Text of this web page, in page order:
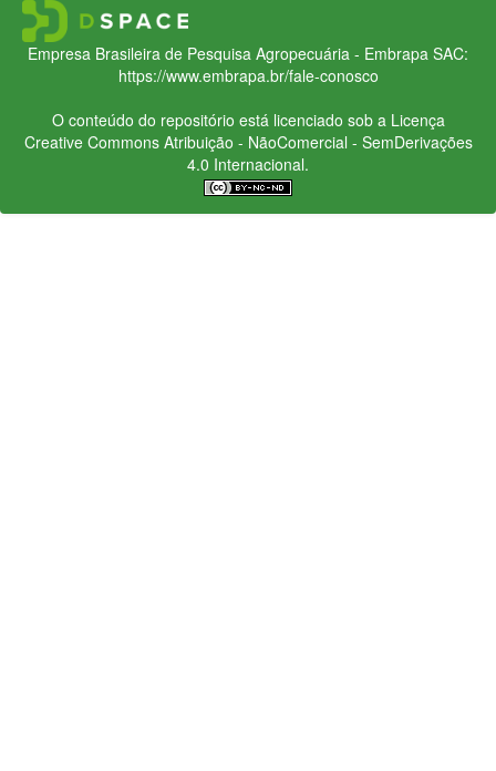
Empresa Brasileira de Pesquisa Agropecuária - Embrapa SAC:
https://www.embrapa.br/fale-conosco
O conteúdo do repositório está licenciado sob a Licença
Creative CommonsAtribuição - NãoComercial - SemDerivações
4.0 Internacional.